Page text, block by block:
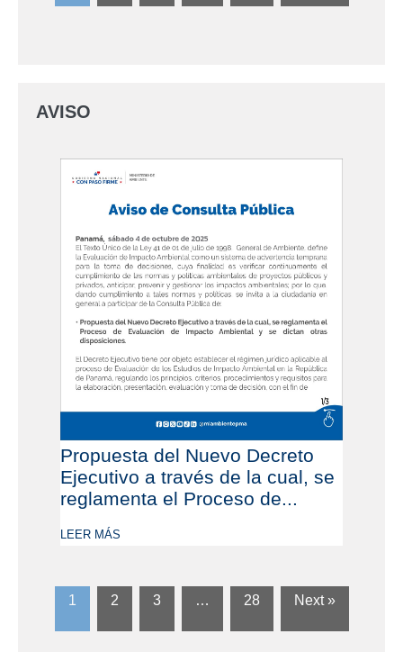
AVISO
Propuesta del Nuevo Decreto
Ejecutivo a través de la cual, se
reglamenta el Proceso de...
LEER MÁS
1 2 3 … 28 Next »